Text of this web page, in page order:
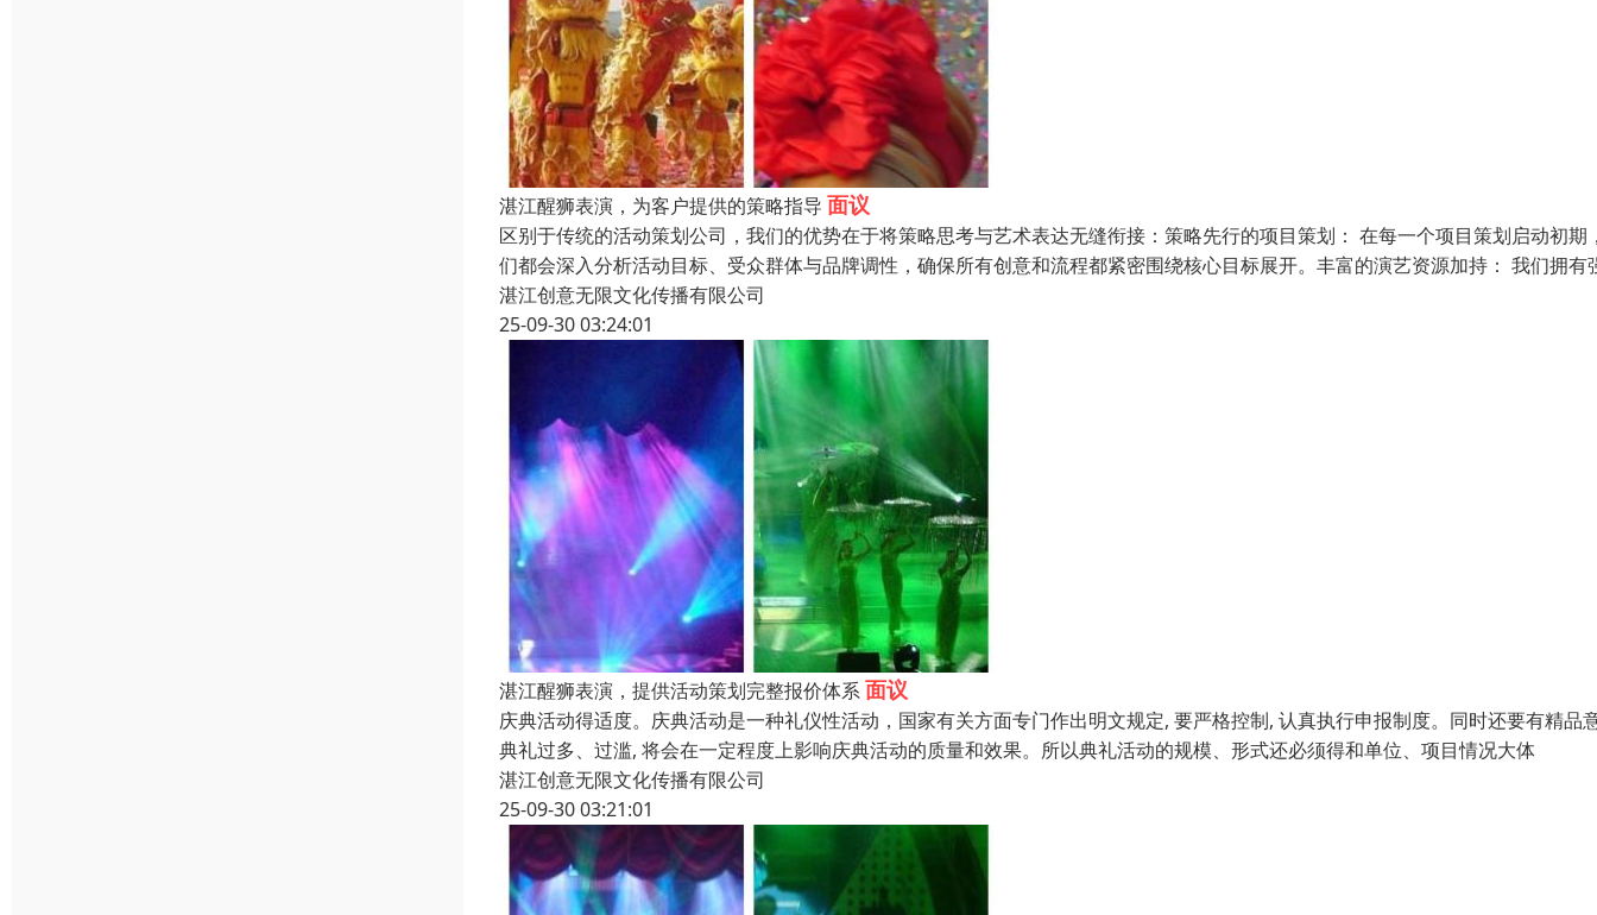
湛江醒狮表演，为客户提供的策略指导 面议
区别于传统的活动策划公司，我们的优势在于将策略思考与艺术表达无缝衔接：策略先行的项目策划： 在每一个项目策划启动初期
们都会深入分析活动目标、受众群体与品牌调性，确保所有创意和流程都紧密围绕核心目标展开。丰富的演艺资源加持： 我们拥有
湛江创意无限文化传播有限公司
25-09-30 03:24:01
湛江醒狮表演，提供活动策划完整报价体系面议
庆典活动得适度。庆典活动是一种礼仪性活动，国家有关方面专门作出明文规定, 要严格控制, 认真执行申报制度。同时还要有精品
典礼过多、过滥, 将会在一定程度上影响庆典活动的质量和效果。所以典礼活动的规模、形式还必须得和单位、项目情况大体
湛江创意无限文化传播有限公司
25-09-30 03:21:01